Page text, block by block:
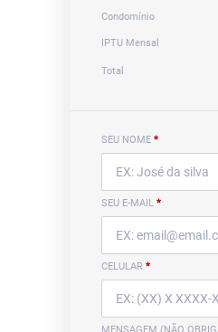
Condomínio
IPTU Mensal
Total
SEU NOME *
SEU E-MAIL *
CELULAR *